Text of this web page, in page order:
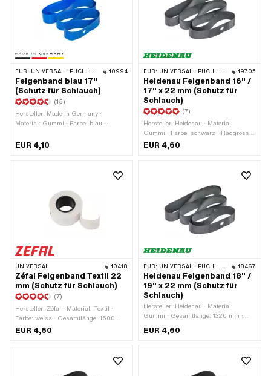
FÜR: UNIVERSAL · PUCH · SACHS · PONY / CILO (BETA 521 & 512) · PIAGGIO · ZÜNDAPP BELMONDO · TOMOS 10994
Felgenband blau 17"
(Schutz für Schlauch)
(15)
Hersteller: Made in Germany ·
Material: Gummi · Farbe: blau ·
mm · Breite: 23 mm
EUR 4,10
FÜR: UNIVERSAL · PUCH · SACHS · PONY / CILO (BETA 521 & 512) · PIAGGIO · ZÜNDAPP BELMONDO · TOMOS · BYE BIKE · ALPA CHOPPER / TURBO · CILO 19705
Heidenau Felgenband 16" /
17" x 22 mm (Schutz für
Schlauch)
(7)
Hersteller: Heidenau · Material:
Gummi · Farbe: schwarz · Radgrösse:
16 - 17 " · Gesamtlänge: 1150 mm ·
EUR 4,60
UNIVERSAL 10418
Zéfal Felgenband Textil 22
mm (Schutz für Schlauch)
(7)
Hersteller: Zéfal · Material: Textil ·
Farbe: weiss · Gesamtlänge: 1500
mm · Breite: 22 mm · Radgrösse: 1 -
EUR 4,60
FÜR: UNIVERSAL · PUCH · SACHS 18467
Heidenau Felgenband 18" /
19" x 22 mm (Schutz für
Schlauch)
Hersteller: Heidenau · Material:
Gummi · Gesamtlänge: 1320 mm ·
Radgrösse: 18 - 19 "
EUR 4,60